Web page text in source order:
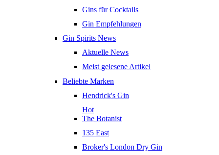
Gins für Cocktails
Gin Empfehlungen
Gin Spirits News
Aktuelle News
Meist gelesene Artikel
Beliebte Marken
Hendrick's Gin
Hot
The Botanist
135 East
Broker's London Dry Gin